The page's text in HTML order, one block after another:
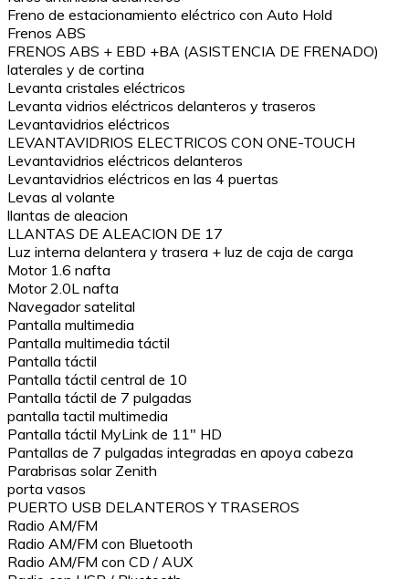
Freno de estacionamiento eléctrico con Auto Hold
Frenos ABS
FRENOS ABS + EBD +BA (ASISTENCIA DE FRENADO)
laterales y de cortina
Levanta cristales eléctricos
Levanta vidrios eléctricos delanteros y traseros
Levantavidrios eléctricos
LEVANTAVIDRIOS ELECTRICOS CON ONE-TOUCH
Levantavidrios eléctricos delanteros
Levantavidrios eléctricos en las 4 puertas
Levas al volante
llantas de aleacion
LLANTAS DE ALEACION DE 17
Luz interna delantera y trasera + luz de caja de carga
Motor 1.6 nafta
Motor 2.0L nafta
Navegador satelital
Pantalla multimedia
Pantalla multimedia táctil
Pantalla táctil
Pantalla táctil central de 10
Pantalla táctil de 7 pulgadas
pantalla tactil multimedia
Pantalla táctil MyLink de 11″ HD
Pantallas de 7 pulgadas integradas en apoya cabeza
Parabrisas solar Zenith
porta vasos
PUERTO USB DELANTEROS Y TRASEROS
Radio AM/FM
Radio AM/FM con Bluetooth
Radio AM/FM con CD / AUX